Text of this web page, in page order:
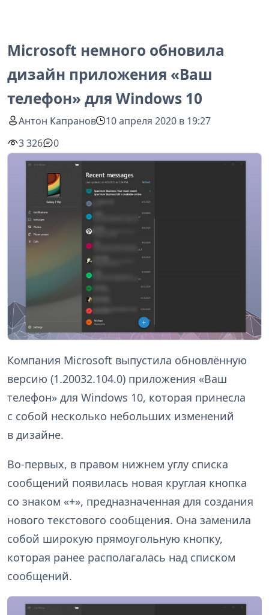
Microsoft немного обновила
дизайн приложения «Ваш
телефон» для Windows 10
Антон Капранов
10 апреля 2020 в 19:27
3 326
0
Компания Microsoft выпустила обновлённую
версию (1.20032.104.0) приложения «Ваш
телефон» для Windows 10, которая принесла
с собой несколько небольших изменений
в дизайне.
Во-первых, в правом нижнем углу списка
сообщений появилась новая круглая кнопка
со знаком «+», предназначенная для создания
нового текстового сообщения. Она заменила
собой широкую прямоугольную кнопку,
которая ранее располагалась над списком
сообщений.